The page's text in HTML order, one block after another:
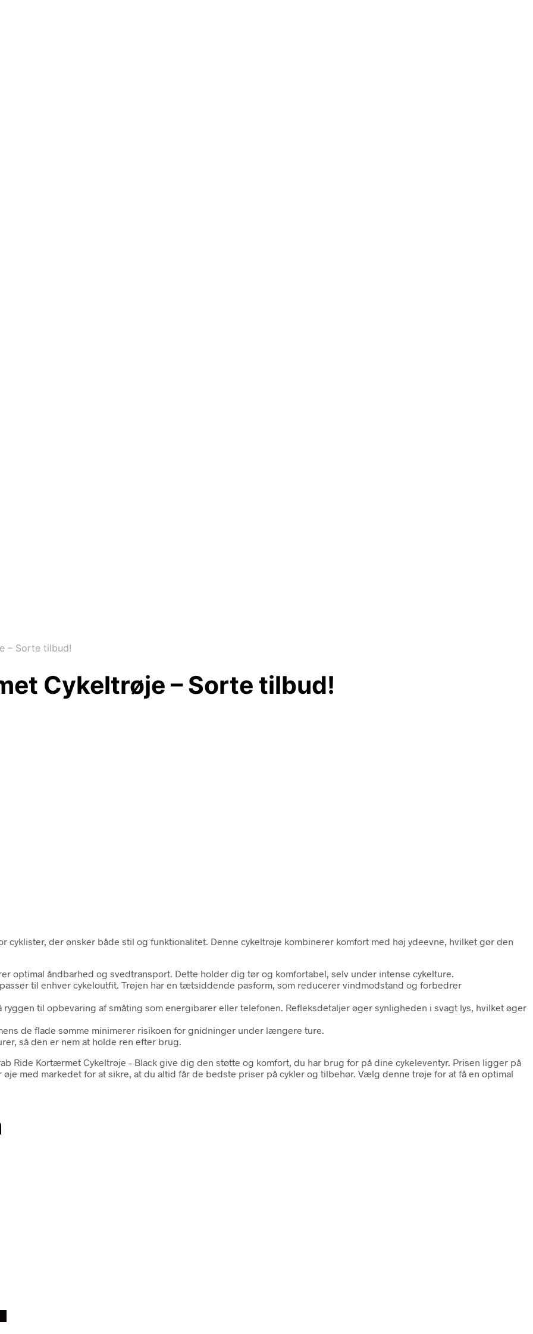
– Sorte tilbud!
Cykeltrøje – Sorte tilbud!
cyklister, der ønsker både stil og funktionalitet. Denne cykeltrøje kombinerer komfort med høj ydeevne, hvilket gør den
optimal åndbarhed og svedtransport. Dette holder dig tør og komfortabel, selv under intense cykelture.
til enhver cykeloutfit. Trøjen har en tætsiddende pasform, som reducerer vindmodstand og forbedrer
til opbevaring af småting som energibarer eller telefonen. Refleksdetaljer øger synligheden i svagt lys, hvilket øger
de flade sømme minimerer risikoen for gnidninger under længere ture.
så den er nem at holde ren efter brug.
Ride Kortærmet Cykeltrøje – Black give dig den støtte og komfort, du har brug for på dine cykeleventyr. Prisen ligger på
øje med markedet for at sikre, at du altid får de bedste priser på cykler og tilbehør. Vælg denne trøje for at få en optimal